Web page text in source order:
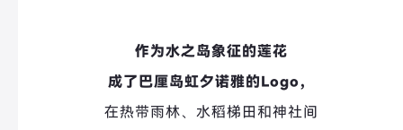
作为水之岛象征的莲花
成了巴厘岛虹夕诺雅的Logo，
在热带雨林、水稻梯田和神社间